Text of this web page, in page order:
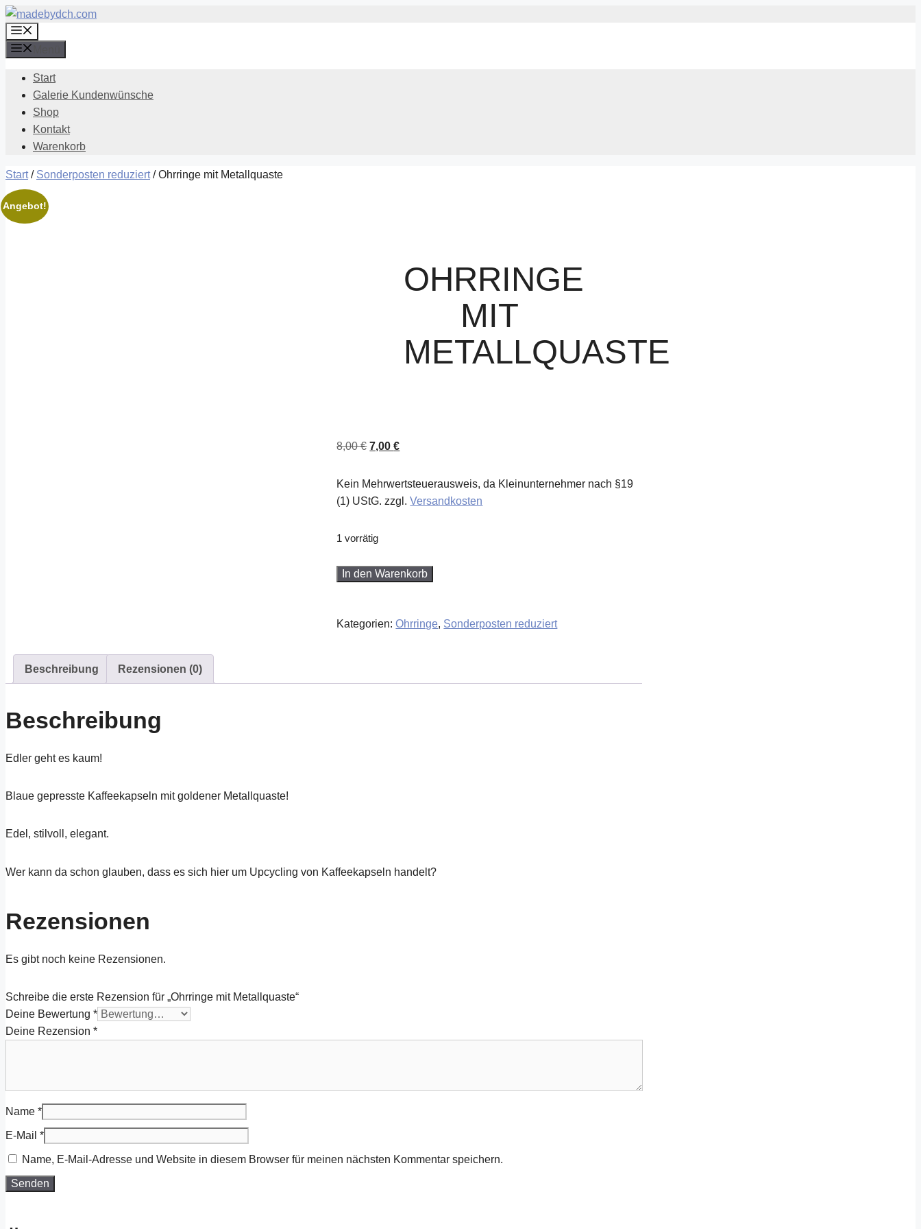
Zum
Inhalt
springen
Start
Galerie Kundenwünsche
Shop
Kontakt
Warenkorb
Start/ Sonderposten reduziert/ Ohrringe mit Metallquaste
Angebot!
OHRRINGE
MIT
METALLQUASTE
8,00€ Ursprünglicher
war:
8,00 €
7,00€Aktueller
ist:
7,00 €.
Kein Mehrwertsteuerausweis, da Kleinunternehmer nach §19
(1) UStG. zzgl.Versandkosten
1 vorrätig
Ohrringe
Menge
In den Warenkorb
Kategorien:Ohrringe, Sonderposten reduziert
Beschreibung Rezensionen (0)
Beschreibung
Edler geht es kaum!
Blaue gepresste Kaffeekapseln mit goldener Metallquaste!
Edel, stilvoll, elegant.
Wer kann da schon glauben, dass es sich hier um Upcycling von Kaffeekapseln handelt?
Rezensionen
Es gibt noch keine Rezensionen.
Schreibe die erste Rezension für „Ohrringe mit Metallquaste“
Deine Bewertung *
Deine Rezension *
Name *
E-Mail *
Name, E-Mail-Adresse und Website in diesem Browser für meinen nächsten Kommentar speichern.